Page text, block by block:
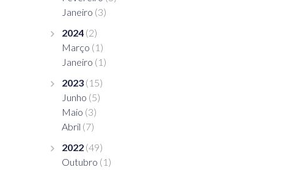
Janeiro (3)
2024 (2)
Março (1)
Janeiro (1)
2023 (15)
Junho (5)
Maio (3)
Abril (7)
2022 (49)
Outubro (1)